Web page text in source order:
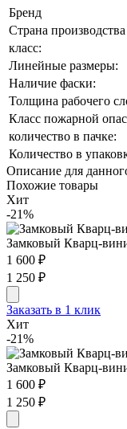
Бренд
Страна производства
класс:
Линейные размеры:
Наличие фаски:
Толщина рабочего
Класс пожарной
количество в пачке:
Количество в
Описание для
Похожие товары
Хит
-21%
Замковый Кварц-
1 600 ₽
1 250 ₽
Заказать в 1 клик
Хит
-21%
Замковый Кварц-
1 600 ₽
1 250 ₽